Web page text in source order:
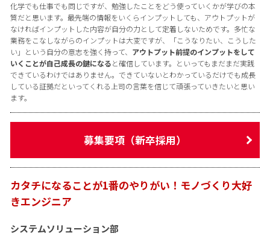
化学でも仕事でも同じですが、勉強したことをどう使っていくかが学びの本
質だと思います。最先端の情報をいくらインプットしても、アウトプットが
なければインプットした内容が自分の力として定着しないためです。多忙な
業務をこなしながらのインプットは大変ですが、「こうなりたい、こうした
い」という自分の意志を強く持って、 アウトプット前提のインプットをして
いくことが自己成長の鍵になると確信しています。といってもまだまだ実践
できているわけではありません。できていないとわかっているだけでも成長
している証拠だといってくれる上司の言葉を信じて頑張っていきたいと思い
ます。
募集要項（新卒採用）
カタチになることが1番のやりがい！モノづくり大好
きエンジニア
システムソリューション部